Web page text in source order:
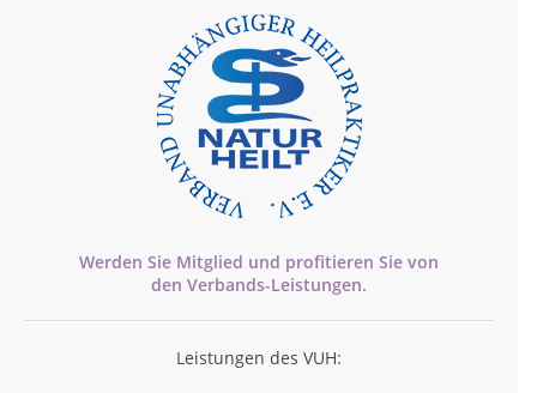
Werden Sie Mitglied und profitieren Sie von
den Verbands-Leistungen.
Leistungen des VUH: